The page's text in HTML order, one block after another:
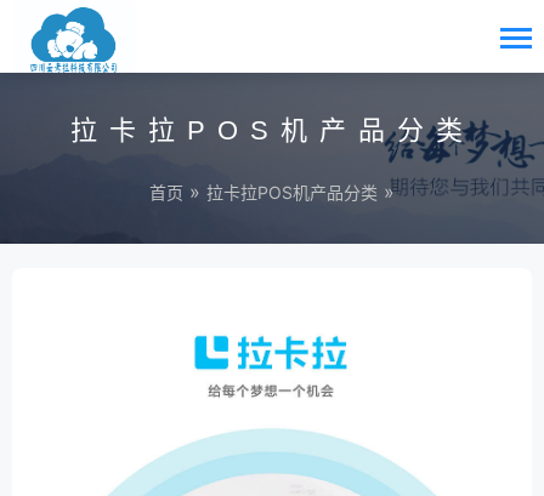
拉卡拉POS机产品分类
首页 » 拉卡拉POS机产品分类 »